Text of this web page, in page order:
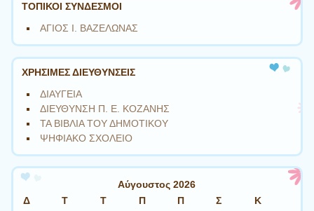
ΤΟΠΙΚΟΙ ΣΥΝΔΕΣΜΟΙ
ΑΓΙΟΣ Ι. ΒΑΖΕΛΩΝΑΣ
ΧΡΗΣΙΜΕΣ ΔΙΕΥΘΥΝΣΕΙΣ
ΔΙΑΥΓΕΙΑ
ΔΙΕΥΘΥΝΣΗ Π. Ε. ΚΟΖΑΝΗΣ
ΤΑ ΒΙΒΛΙΑ ΤΟΥ ΔΗΜΟΤΙΚΟΥ
ΨΗΦΙΑΚΟ ΣΧΟΛΕΙΟ
Αύγουστος 2026
Δ
Τ Τ Π Π Σ
Κ